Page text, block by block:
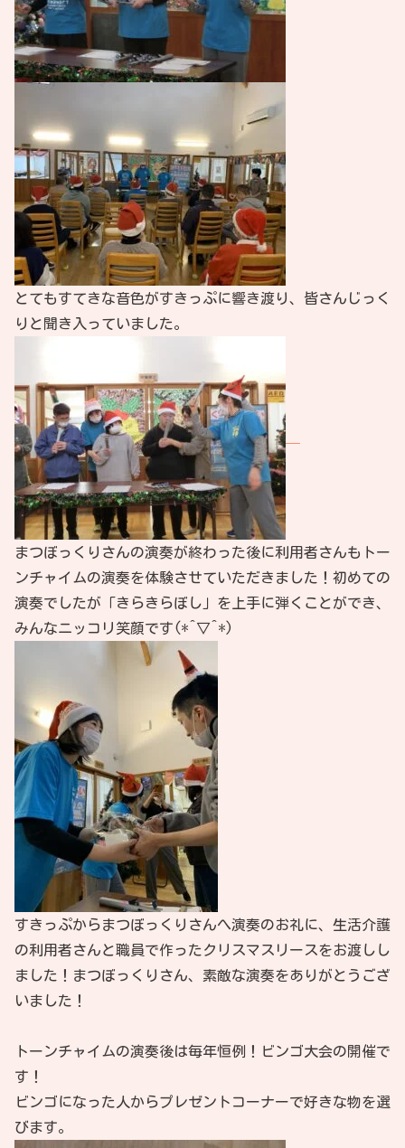
とてもすてきな音色がすきっぷに響き渡り、皆さんじっく
りと聞き入っていました。
まつぼっくりさんの演奏が終わった後に利用者さんもトー
ンチャイムの演奏を体験させていただきました！初めての
演奏でしたが「きらきらぼし」を上手に弾くことができ、
みんなニッコリ笑顔です(*^▽^*)
すきっぷからまつぼっくりさんへ演奏のお礼に、生活介護
の利用者さんと職員で作ったクリスマスリースをお渡しし
ました！まつぼっくりさん、素敵な演奏をありがとうござ
いました！
トーンチャイムの演奏後は毎年恒例！ビンゴ大会の開催で
す！
ビンゴになった人からプレゼントコーナーで好きな物を選
びます。